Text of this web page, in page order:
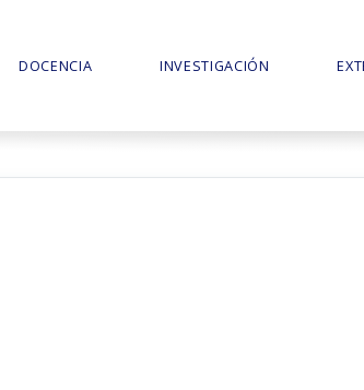
DOCENCIA INVESTIGACIÓN